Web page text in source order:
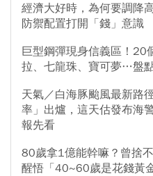
經濟大好時，為何要調降
防禦配置打開「錢」意識
巨型鋼彈現身信義區！20
拉、七龍珠、寶可夢…盤
天氣／白海豚颱風最新路
率」出爐，這天估發布海
報先看
80歲拿1億能幹嘛？曾捨
醒悟「40~60歲是花錢黃